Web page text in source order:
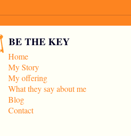
BE THE KEY
Home
My Story
My offering
What they say about me
Blog
Contact